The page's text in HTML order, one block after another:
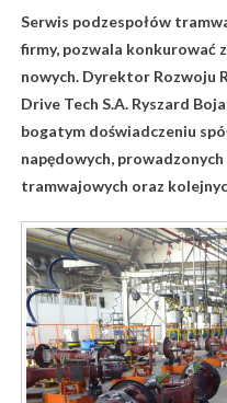
Serwis podzespołów
firmy, pozwala konkurować
nowych. Dyrektor Rozwoju
Drive Tech S.A. Ryszard
bogatym doświadczeniu
napędowych,
tramwajowych oraz